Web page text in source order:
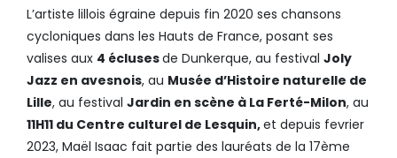
L’artiste lillois égraine depuis fin 2020 ses chansons
cycloniques dans les Hauts de France, posant ses
valises aux 4 éclusesde Dunkerque, au festival Joly
Jazz en avesnois, au Musée d’Histoire naturelle de
Lille, au festival Jardin en scène à La Ferté-Milon, au
11H11 du Centre culturel de Lesquin,et depuis fevrier
2023, Maël Isaac fait partie des lauréats de la 17ème